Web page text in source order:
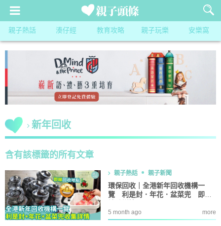
親子熱話 湊仔經 教育攻略 親子玩樂 安樂窩
新年回收
含有該標籤的所有文章
親子熱話 親子新聞
環保回收｜全港新年回收機構一
覽 利是封．年花．盆菜兜 即睇
5 month ago more